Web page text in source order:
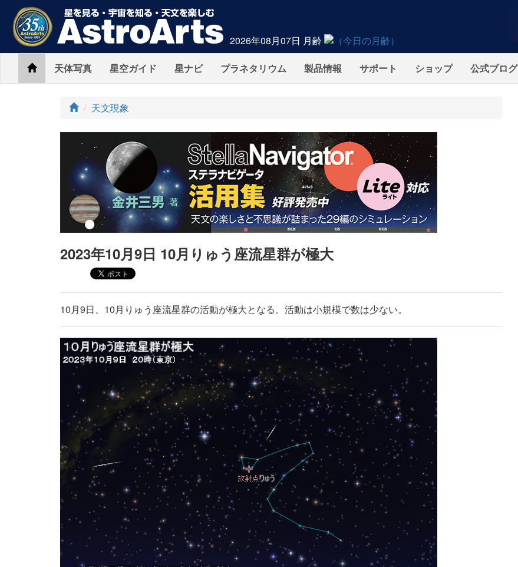
2026年08月07日 月齢
Home天体写真 星空ガイド 星ナビ プラネタリウム 製品情報 サポート ショップ 公式ブログ
ト
プ
天文現象
2023年10月9日 10月りゅう座流星群が極大
10月9日、10月りゅう座流星群の活動が極大となる。活動は小規模で数は少ない。